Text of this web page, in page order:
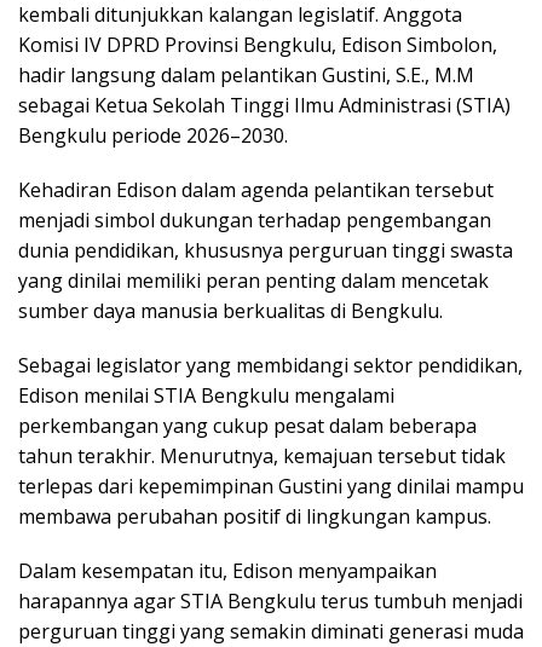
kembali ditunjukkan kalangan legislatif. Anggota
Komisi IV DPRD Provinsi Bengkulu, Edison Simbolon,
hadir langsung dalam pelantikan Gustini, S.E., M.M
sebagai Ketua Sekolah Tinggi Ilmu Administrasi (STIA)
Bengkulu periode 2026–2030.
Kehadiran Edison dalam agenda pelantikan tersebut
menjadi simbol dukungan terhadap pengembangan
dunia pendidikan, khususnya perguruan tinggi swasta
yang dinilai memiliki peran penting dalam mencetak
sumber daya manusia berkualitas di Bengkulu.
Sebagai legislator yang membidangi sektor pendidikan,
Edison menilai STIA Bengkulu mengalami
perkembangan yang cukup pesat dalam beberapa
tahun terakhir. Menurutnya, kemajuan tersebut tidak
terlepas dari kepemimpinan Gustini yang dinilai mampu
membawa perubahan positif di lingkungan kampus.
Dalam kesempatan itu, Edison menyampaikan
harapannya agar STIA Bengkulu terus tumbuh menjadi
perguruan tinggi yang semakin diminati generasi muda